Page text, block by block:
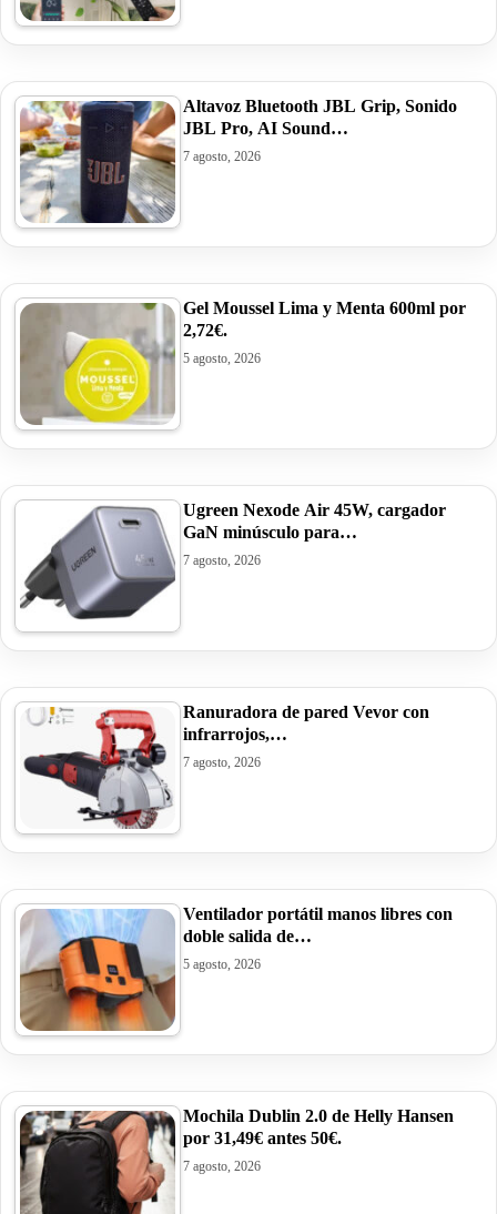
Altavoz Bluetooth JBL Grip, Sonido
JBL Pro, AI Sound…
7 agosto, 2026
Gel Moussel Lima y Menta 600ml por
2,72€.
5 agosto, 2026
Ugreen Nexode Air 45W, cargador
GaN minúsculo para…
7 agosto, 2026
Ranuradora de pared Vevor con
infrarrojos,…
7 agosto, 2026
Ventilador portátil manos libres con
doble salida de…
5 agosto, 2026
Mochila Dublin 2.0 de Helly Hansen
por 31,49€ antes 50€.
7 agosto, 2026